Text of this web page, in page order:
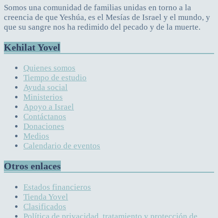
Somos una comunidad de familias unidas en torno a la
creencia de que Yeshúa, es el Mesías de Israel y el mundo, y
que su sangre nos ha redimido del pecado y de la muerte.
Kehilat Yovel
Quienes somos
Tiempo de estudio
Ayuda social
Ministerios
Apoyo a Israel
Contáctanos
Donaciones
Medios
Calendario de eventos
Otros enlaces
Estados financieros
Tienda Yovel
Clasificados